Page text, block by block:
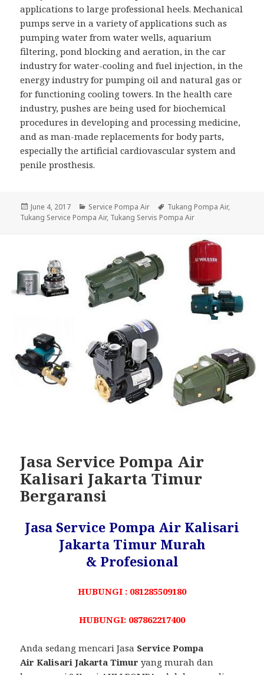
applications to large professional heels. Mechanical
pumps serve in a variety of applications such as
pumping water from water wells, aquarium
filtering, pond blocking and aeration, in the car
industry for water-cooling and fuel injection, in the
energy industry for pumping oil and natural gas or
for functioning cooling towers. In the health care
industry, pushes are being used for biochemical
procedures in developing and processing medicine,
and as man-made replacements for body parts,
especially the artificial cardiovascular system and
penile prosthesis.
Posted
on
June 4, 2017 Categories
Service Pompa Air Tags
Tukang Pompa Air,
Tukang Service Pompa Air, Tukang Servis Pompa Air
Jasa Service Pompa Air
Kalisari Jakarta Timur
Bergaransi
Jasa Service Pompa Air Kalisari
Jakarta Timur Murah
& Profesional
HUBUNGI : 081285509180
HUBUNGI: 087862217400
Anda sedang mencari Jasa Service Pompa
Air Kalisari Jakarta Timur yang murah dan